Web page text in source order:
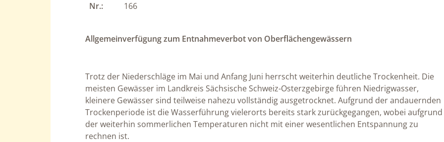
Nr.:
166
Allgemeinverfügung zum Entnahmeverbot von Oberflächengewässern
Trotz der Niederschläge im Mai und Anfang Juni herrscht weiterhin deutliche Trockenheit. Die
meisten Gewässer im Landkreis Sächsische Schweiz-Osterzgebirge führen Niedrigwasser,
kleinere Gewässer sind teilweise nahezu vollständig ausgetrocknet. Aufgrund der andauernden
Trockenperiode ist die Wasserführung vielerorts bereits stark zurückgegangen, wobei aufgrund
der weiterhin sommerlichen Temperaturen nicht mit einer wesentlichen Entspannung zu
rechnen ist.